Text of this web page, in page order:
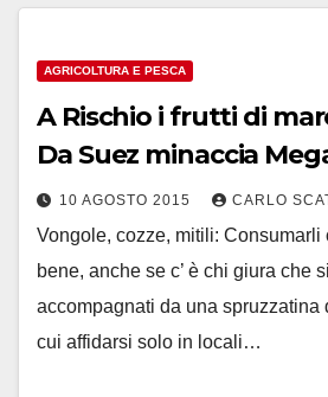
AGRICOLTURA E PESCA
A Rischio i frutti di
Da Suez minaccia
10 AGOSTO 2015 CARLO
Vongole, cozze, mitili: Consumarli
bene, anche se c’ è chi giura che
accompagnati da una spruzzatina
cui affidarsi solo in locali…